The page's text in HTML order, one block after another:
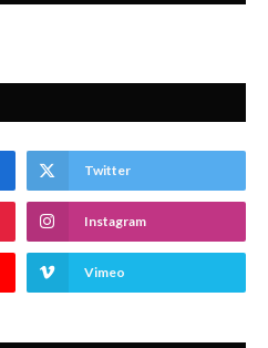
Twitter
Instagram
Vimeo